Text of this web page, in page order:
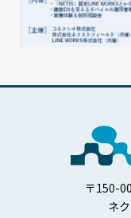
〒150-
ネ